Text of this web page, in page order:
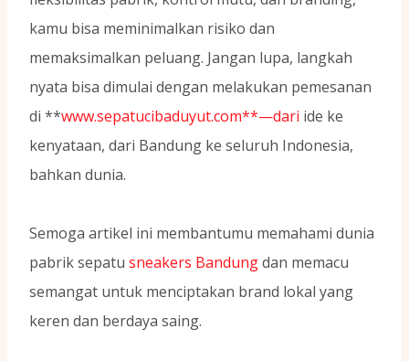
kamu bisa meminimalkan risiko dan
memaksimalkan peluang. Jangan lupa, langkah
nyata bisa dimulai dengan melakukan pemesanan
di **www.sepatucibaduyut.com**—dari ide ke
kenyataan, dari Bandung ke seluruh Indonesia,
bahkan dunia.
Semoga artikel ini membantumu memahami dunia
pabrik sepatu sneakers Bandungdan memacu
semangat untuk menciptakan brand lokal yang
keren dan berdaya saing.